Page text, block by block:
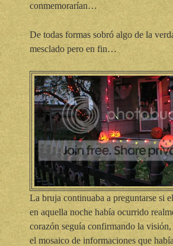
conmemorarían…
De todas formas sobró algo de la
mesclado pero en fin…
La bruja continuaba a preguntarse si
en aquella noche había ocurrido
corazón seguía confirmando la
el mosaico de informaciones que